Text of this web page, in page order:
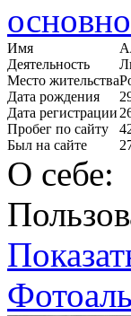
Имя
Деятельность
Место жительства
Дата рождения
Дата регистрации
Пробег по сайту
Был на сайте
О себе: